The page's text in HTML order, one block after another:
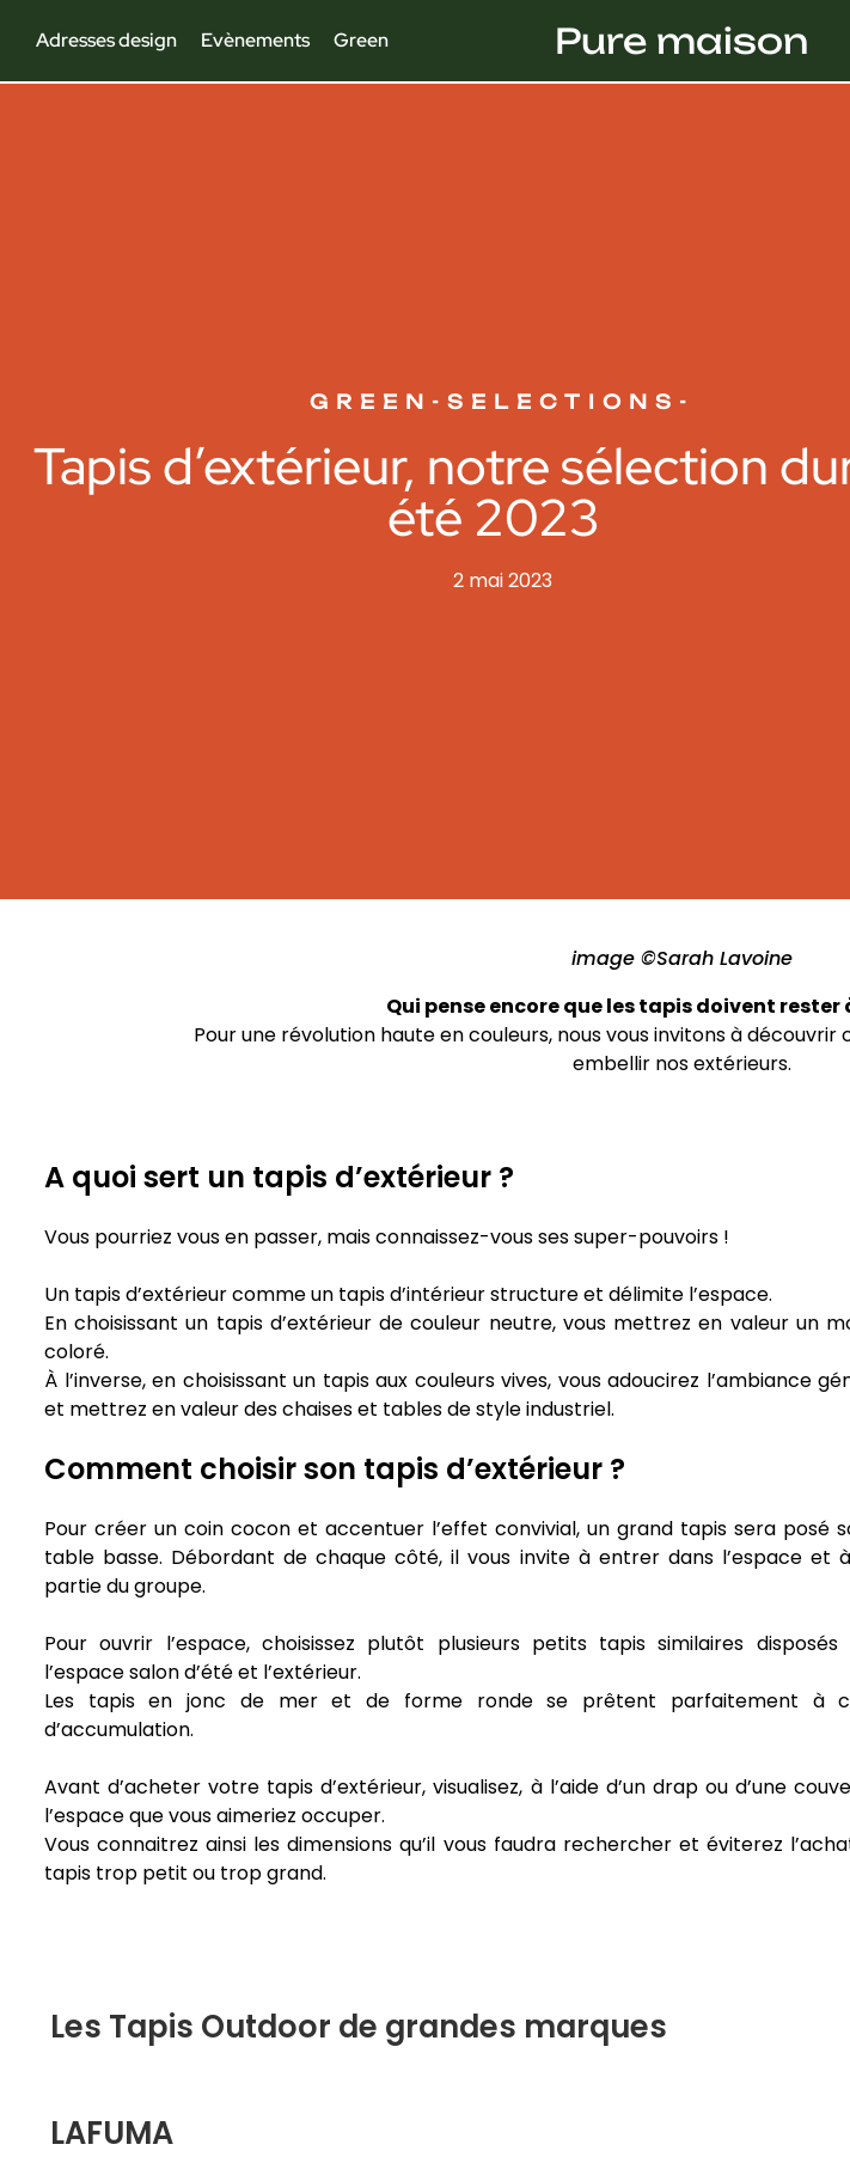
Adresses design Evènements Green Pure maison
GREEN -SELECTIONS -
Tapis d’extérieur, notre sélection
été 2023
2 mai 2023
image ©Sarah Lavoine
Qui pense encore que les tapis doivent rester
Pour une révolution haute en couleurs, nous vous invitons à
embellir nos extérieurs.
A quoi sert un tapis d’extérieur ?
Vous pourriez vous en passer, mais connaissez-vous ses super-pouvoirs !
Un tapis d’extérieur comme un tapis d’intérieur structure et délimite l’espace.
En choisissant un tapis d’extérieur de couleur neutre, vous mettrez en valeur un
coloré.
À l’inverse, en choisissant un tapis aux couleurs vives, vous adoucirez l’ambiance
et mettrez en valeur des chaises et tables de style industriel.
Comment choisir son tapis d’extérieur ?
Pour créer un coin cocon et accentuer l’effet convivial, un grand tapis sera posé
table basse. Débordant de chaque côté, il vous invite à entrer dans l’espace et
partie du groupe.
Pour ouvrir l’espace, choisissez plutôt plusieurs petits tapis similaires
l’espace salon d’été et l’extérieur.
Les tapis en jonc de mer et de forme ronde se prêtent parfaitement à
d’accumulation.
Avant d’acheter votre tapis d’extérieur, visualisez, à l’aide d’un drap ou d’une
l’espace que vous aimeriez occuper.
Vous connaitrez ainsi les dimensions qu’il vous faudra rechercher et éviterez
tapis trop petit ou trop grand.
Les Tapis Outdoor de grandes marques
LAFUMA